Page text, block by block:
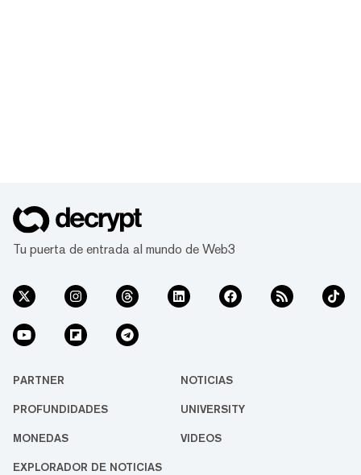
Tu puerta de entrada al mundo de Web3
PARTNER NOTICIAS
PROFUNDIDADES UNIVERSITY
MONEDAS VIDEOS
EXPLORADOR DE NOTICIAS